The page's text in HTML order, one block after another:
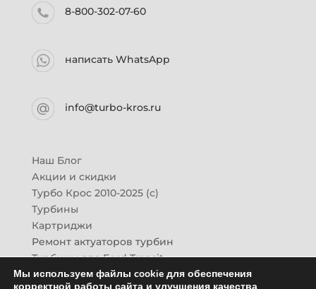
8-800-302-07-60
написать WhatsApp
info@turbo-kros.ru
Наш Блог
Акции и скидки
Турбо Крос 2010-2025 (с)
Турбины
Картриджи
Ремонт актуаторов турбин
Турбины для Ford Transit
Турбины для Mazda CX-7
Мы используем файлы cookie для обеспечения